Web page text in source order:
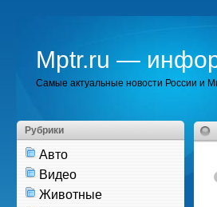
Mptr.ru —
Самые актуальные новости России и
Рубрики
Авто
Видео
Животные